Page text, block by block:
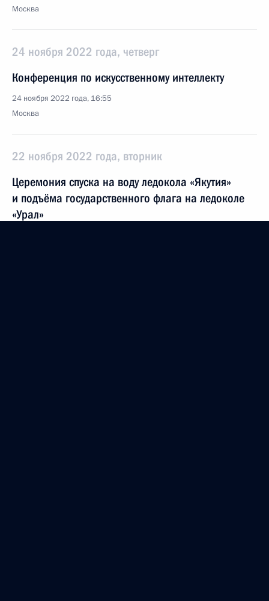
Москва
24 ноября 2022 года, четверг
Конференция по искусственному интеллекту
24 ноября 2022 года, 16:55
Москва
22 ноября 2022 года, вторник
Церемония спуска на воду ледокола «Якутия»
и подъёма государственного флага на ледоколе
«Урал»